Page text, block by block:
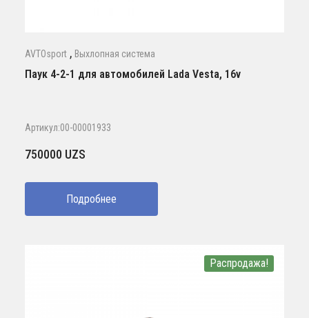
AVTOsport , Выхлопная система
Паук 4-2-1 для автомобилей Lada Vesta, 16v
Артикул:00-00001933
750000 UZS
Подробнее
Распродажа!